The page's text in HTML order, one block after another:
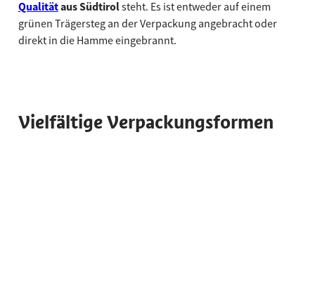
Qualitätaus Südtirolsteht. Es ist entweder auf einem
grünen Trägersteg an der Verpackung angebracht oder
direkt in die Hamme eingebrannt.
Vielfältige Verpackungsformen